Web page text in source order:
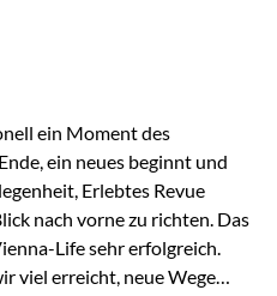
für Sie vor Ort An
Maximilian
ein Moment des
ein neues beginnt und
Erlebtes Revue
nach vorne zu richten. Das
Life sehr erfolgreich.
viel erreicht, neue Wege